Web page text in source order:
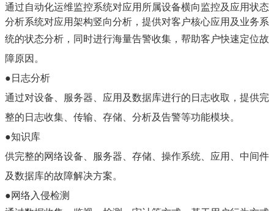
通过自动化运维监控系统对应用所属设备横向监控及应用状态
分析系统对应用架构竖向分析，提供对客户核心应用及业务系
统的状态分析， 同 时进行海量告警收集，帮助客户快速定位故
障原因。
● 日志分析
通过对设备、服务器、应用及数据库进行的日志收取，提供完
整的日志收集、传输、存储、分析及告警等功能模块。
●知识库
供完整的网络设备、服务器、 存储、操作系统、应用、中间件
及数据库的故障解决方案。
●网络入侵检测